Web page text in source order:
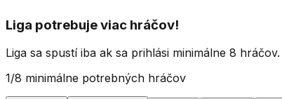
Liga potrebuje viac hráčov!
Liga sa spustí iba ak sa prihlási minimálne 8 hráčov.
1/8 minimálne potrebných hráčov